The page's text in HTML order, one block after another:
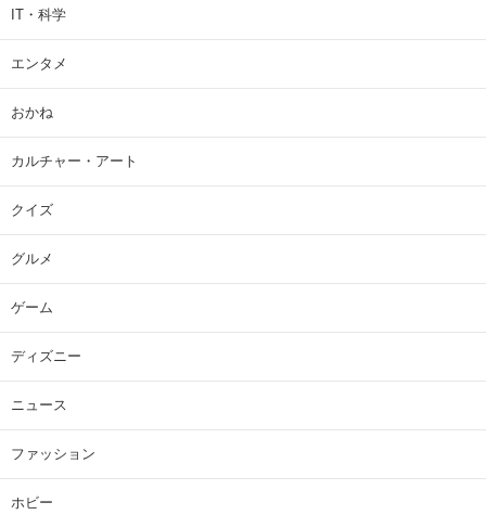
IT・科学
エンタメ
おかね
カルチャー・アート
クイズ
グルメ
ゲーム
ディズニー
ニュース
ファッション
ホビー